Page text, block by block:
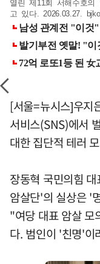
열린 제11회 서해수호
고 있다. 2026.03.27.
[서울=뉴시스]우지
서비스(SNS)에서
대한 집단적 테러
장동혁 국민의힘
암살단'의 실상은 '
"여당 대표 암살 모
다. 범인이 '친명'이